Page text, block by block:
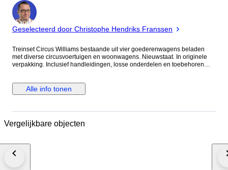
Expert
Geselecteerd door Christophe Hendriks Franssen
Treinset Circus Williams bestaande uit vier goederenwagens beladen
met diverse circusvoertuigen en woonwagens. Nieuwstaat. In originele
verpakking. Inclusief handleidingen, losse onderdelen en toebehoren
Alle info tonen
Vergelijkbare objecten